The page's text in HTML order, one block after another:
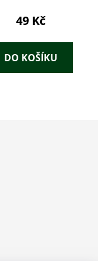
49 Kč
DO KOŠÍKU